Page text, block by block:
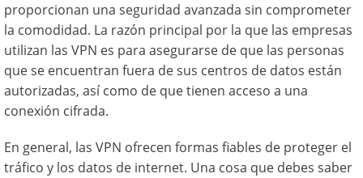
proporcionan una seguridad avanzada sin comprometer
la comodidad. La razón principal por la que las empresas
utilizan las VPN es para asegurarse de que las personas
que se encuentran fuera de sus centros de datos están
autorizadas, así como de que tienen acceso a una
conexión cifrada.
En general, las VPN ofrecen formas fiables de proteger el
tráfico y los datos de internet. Una cosa que debes saber